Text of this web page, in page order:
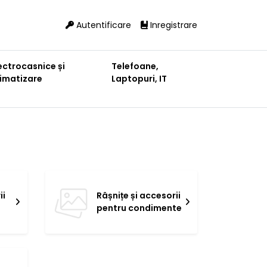
Autentificare Inregistrare
și
Telefoane,
Laptopuri, IT
Râșnițe și accesorii
pentru condimente